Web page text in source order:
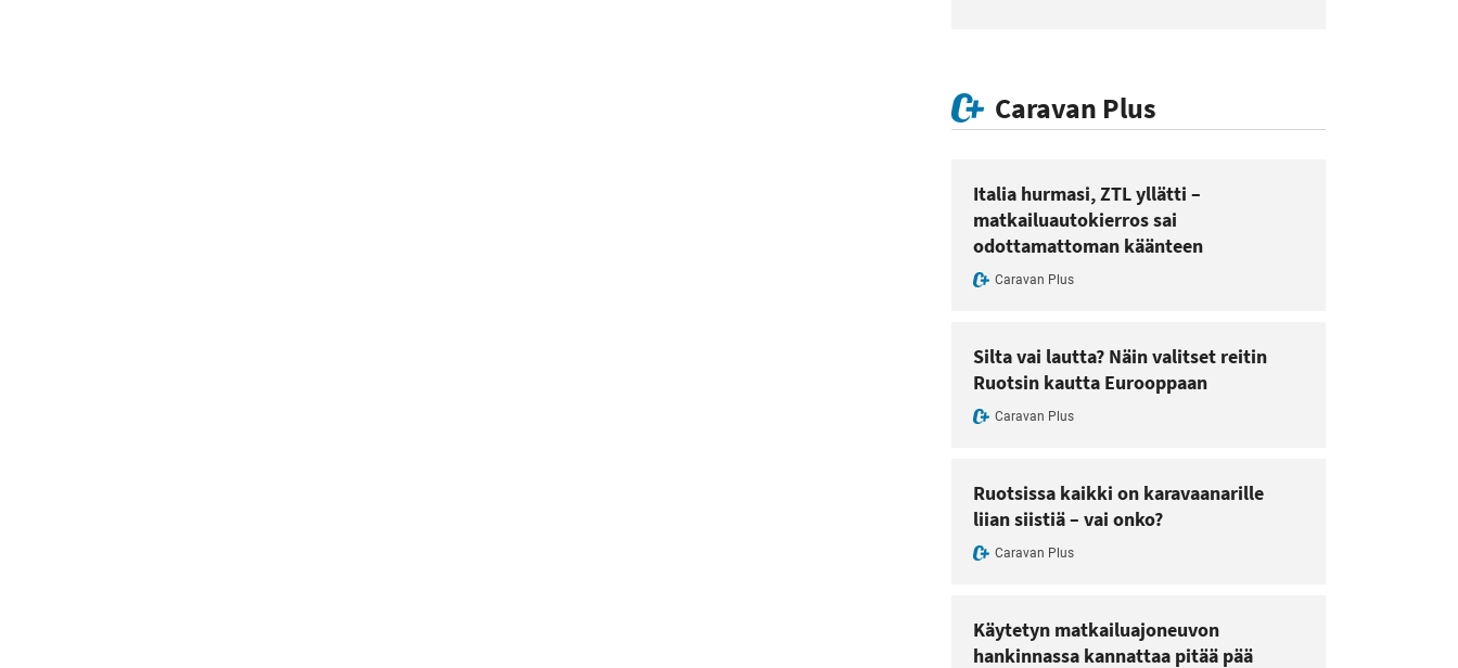
Caravan Plus
Italia hurmasi, ZTL yllätti –
matkailuautokierros sai
odottamattoman käänteen
Caravan Plus
Silta vai lautta? Näin valitset reitin
Ruotsin kautta Eurooppaan
Caravan Plus
Ruotsissa kaikki on karavaanarille
liian siistiä – vai onko?
Caravan Plus
Käytetyn matkailuajoneuvon
hankinnassa kannattaa pitää pää